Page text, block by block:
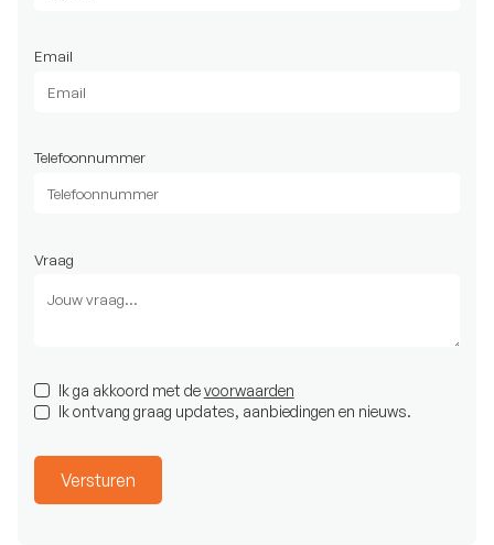
Email
Telefoonnummer
Vraag
Ik ga akkoord met devoorwaarden
Ik ontvang graag updates, aanbiedingen en nieuws.